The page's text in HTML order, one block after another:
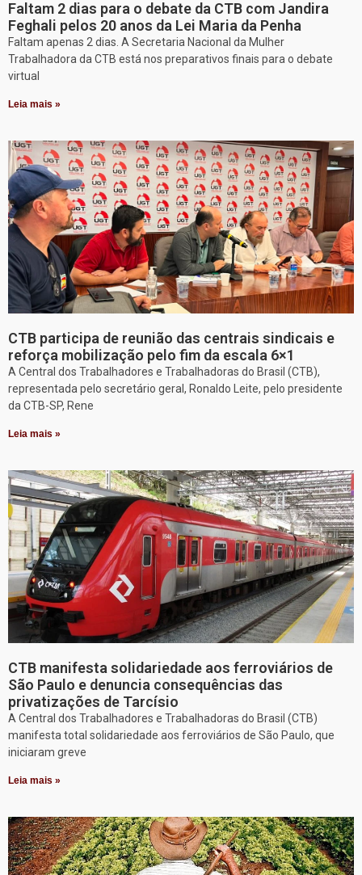
Faltam 2 dias para o debate da CTB com Jandira
Feghali pelos 20 anos da Lei Maria da Penha
Faltam apenas 2 dias. A Secretaria Nacional da Mulher
Trabalhadora da CTB está nos preparativos finais para o debate
virtual
Leia mais »
CTB participa de reunião das centrais sindicais e
reforça mobilização pelo fim da escala 6×1
A Central dos Trabalhadores e Trabalhadoras do Brasil (CTB),
representada pelo secretário geral, Ronaldo Leite, pelo presidente
da CTB-SP, Rene
Leia mais »
CTB manifesta solidariedade aos ferroviários de
São Paulo e denuncia consequências das
privatizações de Tarcísio
A Central dos Trabalhadores e Trabalhadoras do Brasil (CTB)
manifesta total solidariedade aos ferroviários de São Paulo, que
iniciaram greve
Leia mais »